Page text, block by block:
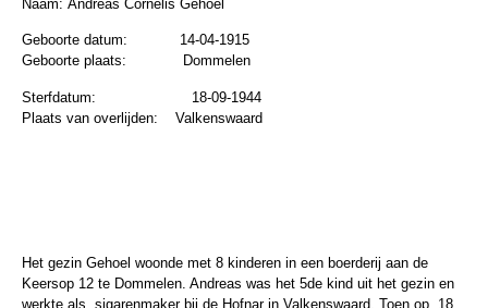
Naam: Andreas Cornelis Gehoel
Geboorte datum: 14-04-1915
Geboorte plaats: Dommelen
Sterfdatum: 18-09-1944
Plaats van overlijden: Valkenswaard
Het gezin Gehoel woonde met 8 kinderen in een boerderij aan de
Keersop 12 te Dommelen. Andreas was het 5de kind uit het gezin en
werkte als sigarenmaker bij de Hofnar in Valkenswaard. Toen op 18